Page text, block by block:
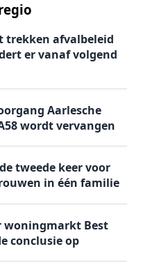
trekken afvalbeleid
er vanaf volgend
Aarlesche
wordt vervangen
tweede keer voor
in één familie
woningmarkt Best
conclusie op